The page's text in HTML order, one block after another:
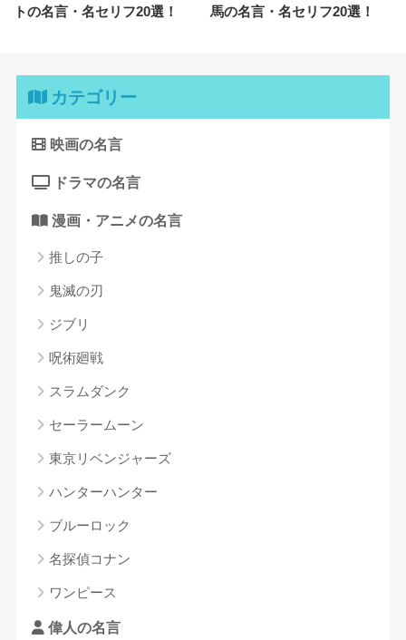
トの名言・名セリフ20選！
馬の名言・名セリフ20選！
カテゴリー
映画の名言
ドラマの名言
漫画・アニメの名言
推しの子
鬼滅の刃
ジブリ
呪術廻戦
スラムダンク
セーラームーン
東京リベンジャーズ
ハンターハンター
ブルーロック
名探偵コナン
ワンピース
偉人の名言